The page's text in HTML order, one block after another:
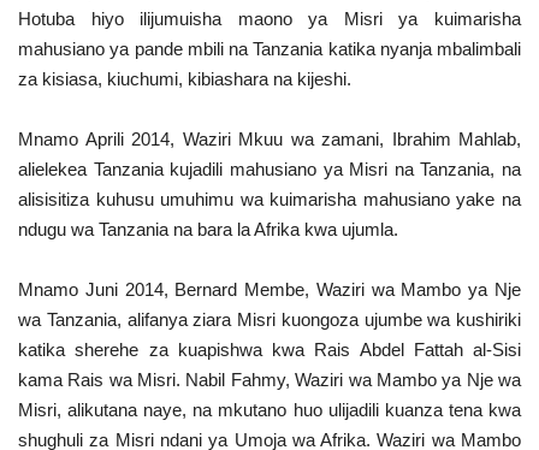
Hotuba hiyo ilijumuisha maono ya Misri ya kuimarisha
mahusiano ya pande mbili na Tanzania katika nyanja mbalimbali
za kisiasa, kiuchumi, kibiashara na kijeshi.
Mnamo Aprili 2014, Waziri Mkuu wa zamani, Ibrahim Mahlab,
alielekea Tanzania kujadili mahusiano ya Misri na Tanzania, na
alisisitiza kuhusu umuhimu wa kuimarisha mahusiano yake na
ndugu wa Tanzania na bara la Afrika kwa ujumla.
Mnamo Juni 2014, Bernard Membe, Waziri wa Mambo ya Nje
wa Tanzania, alifanya ziara Misri kuongoza ujumbe wa kushiriki
katika sherehe za kuapishwa kwa Rais Abdel Fattah al-Sisi
kama Rais wa Misri. Nabil Fahmy, Waziri wa Mambo ya Nje wa
Misri, alikutana naye, na mkutano huo ulijadili kuanza tena kwa
shughuli za Misri ndani ya Umoja wa Afrika. Waziri wa Mambo